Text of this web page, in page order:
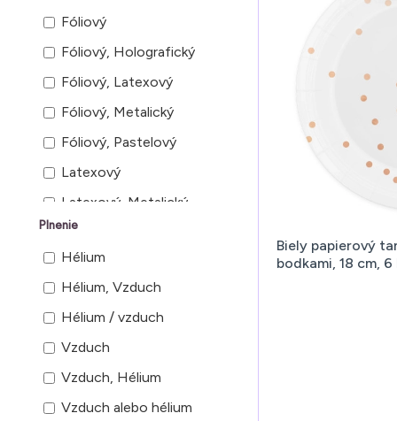
Fóliový
Fóliový, Holografický
Fóliový, Latexový
Fóliový, Metalický
Fóliový, Pastelový
Latexový
Latexový, Metalický
Latexový, Pastelový, S
potlačou
Metalický
Modelovací, Pastelový
Pastelový
Priehľadný s konfetami
Priehľadný s ružovými
Plnenie
Hélium
Hélium, Vzduch
Hélium / vzduch
Vzduch
Vzduch, Hélium
Vzduch alebo hélium
Biely papierový
bodkami, 18 cm, 6